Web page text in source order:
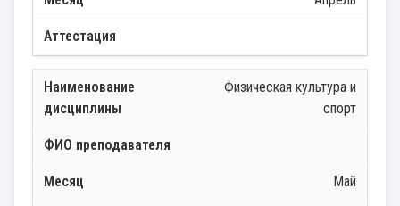
Физическая культура и
спорт
Май